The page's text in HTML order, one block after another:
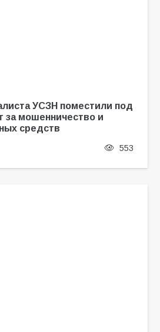
УСЗН поместили под
за мошенничество и
средств
553